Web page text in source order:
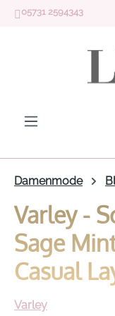
Zum Hauptinhalt
05731 2594343
Damenmode
Varley -
Sage
Casual
Varley